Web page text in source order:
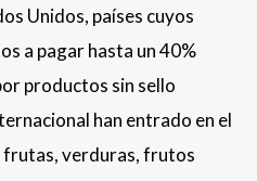
Unidos, países cuyos
a pagar hasta un 40%
productos sin sello
han entrado en el
verduras, frutos